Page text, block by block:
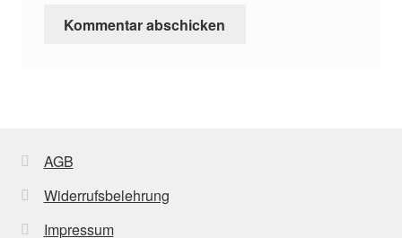
AGB
Widerrufsbelehrung
Impressum